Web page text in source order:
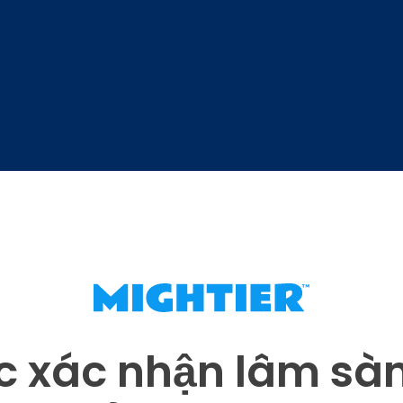
xác nhận lâm